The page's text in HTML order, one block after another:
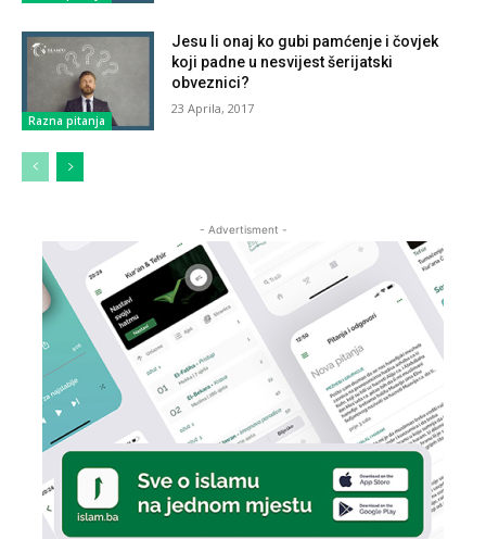
Razna pitanja
Jesu li onaj ko gubi pamćenje i čovjek
koji padne u nesvijest šerijatski
obveznici?
23 Aprila, 2017
- Advertisment -